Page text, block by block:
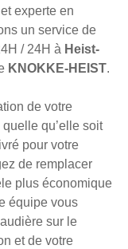
experte en
un service de
/ 24H à Heist-
KNOKKE-HEIST.
de votre
qu’elle soit
pour votre
de remplacer
plus économique
équipe vous
sur le
et de votre